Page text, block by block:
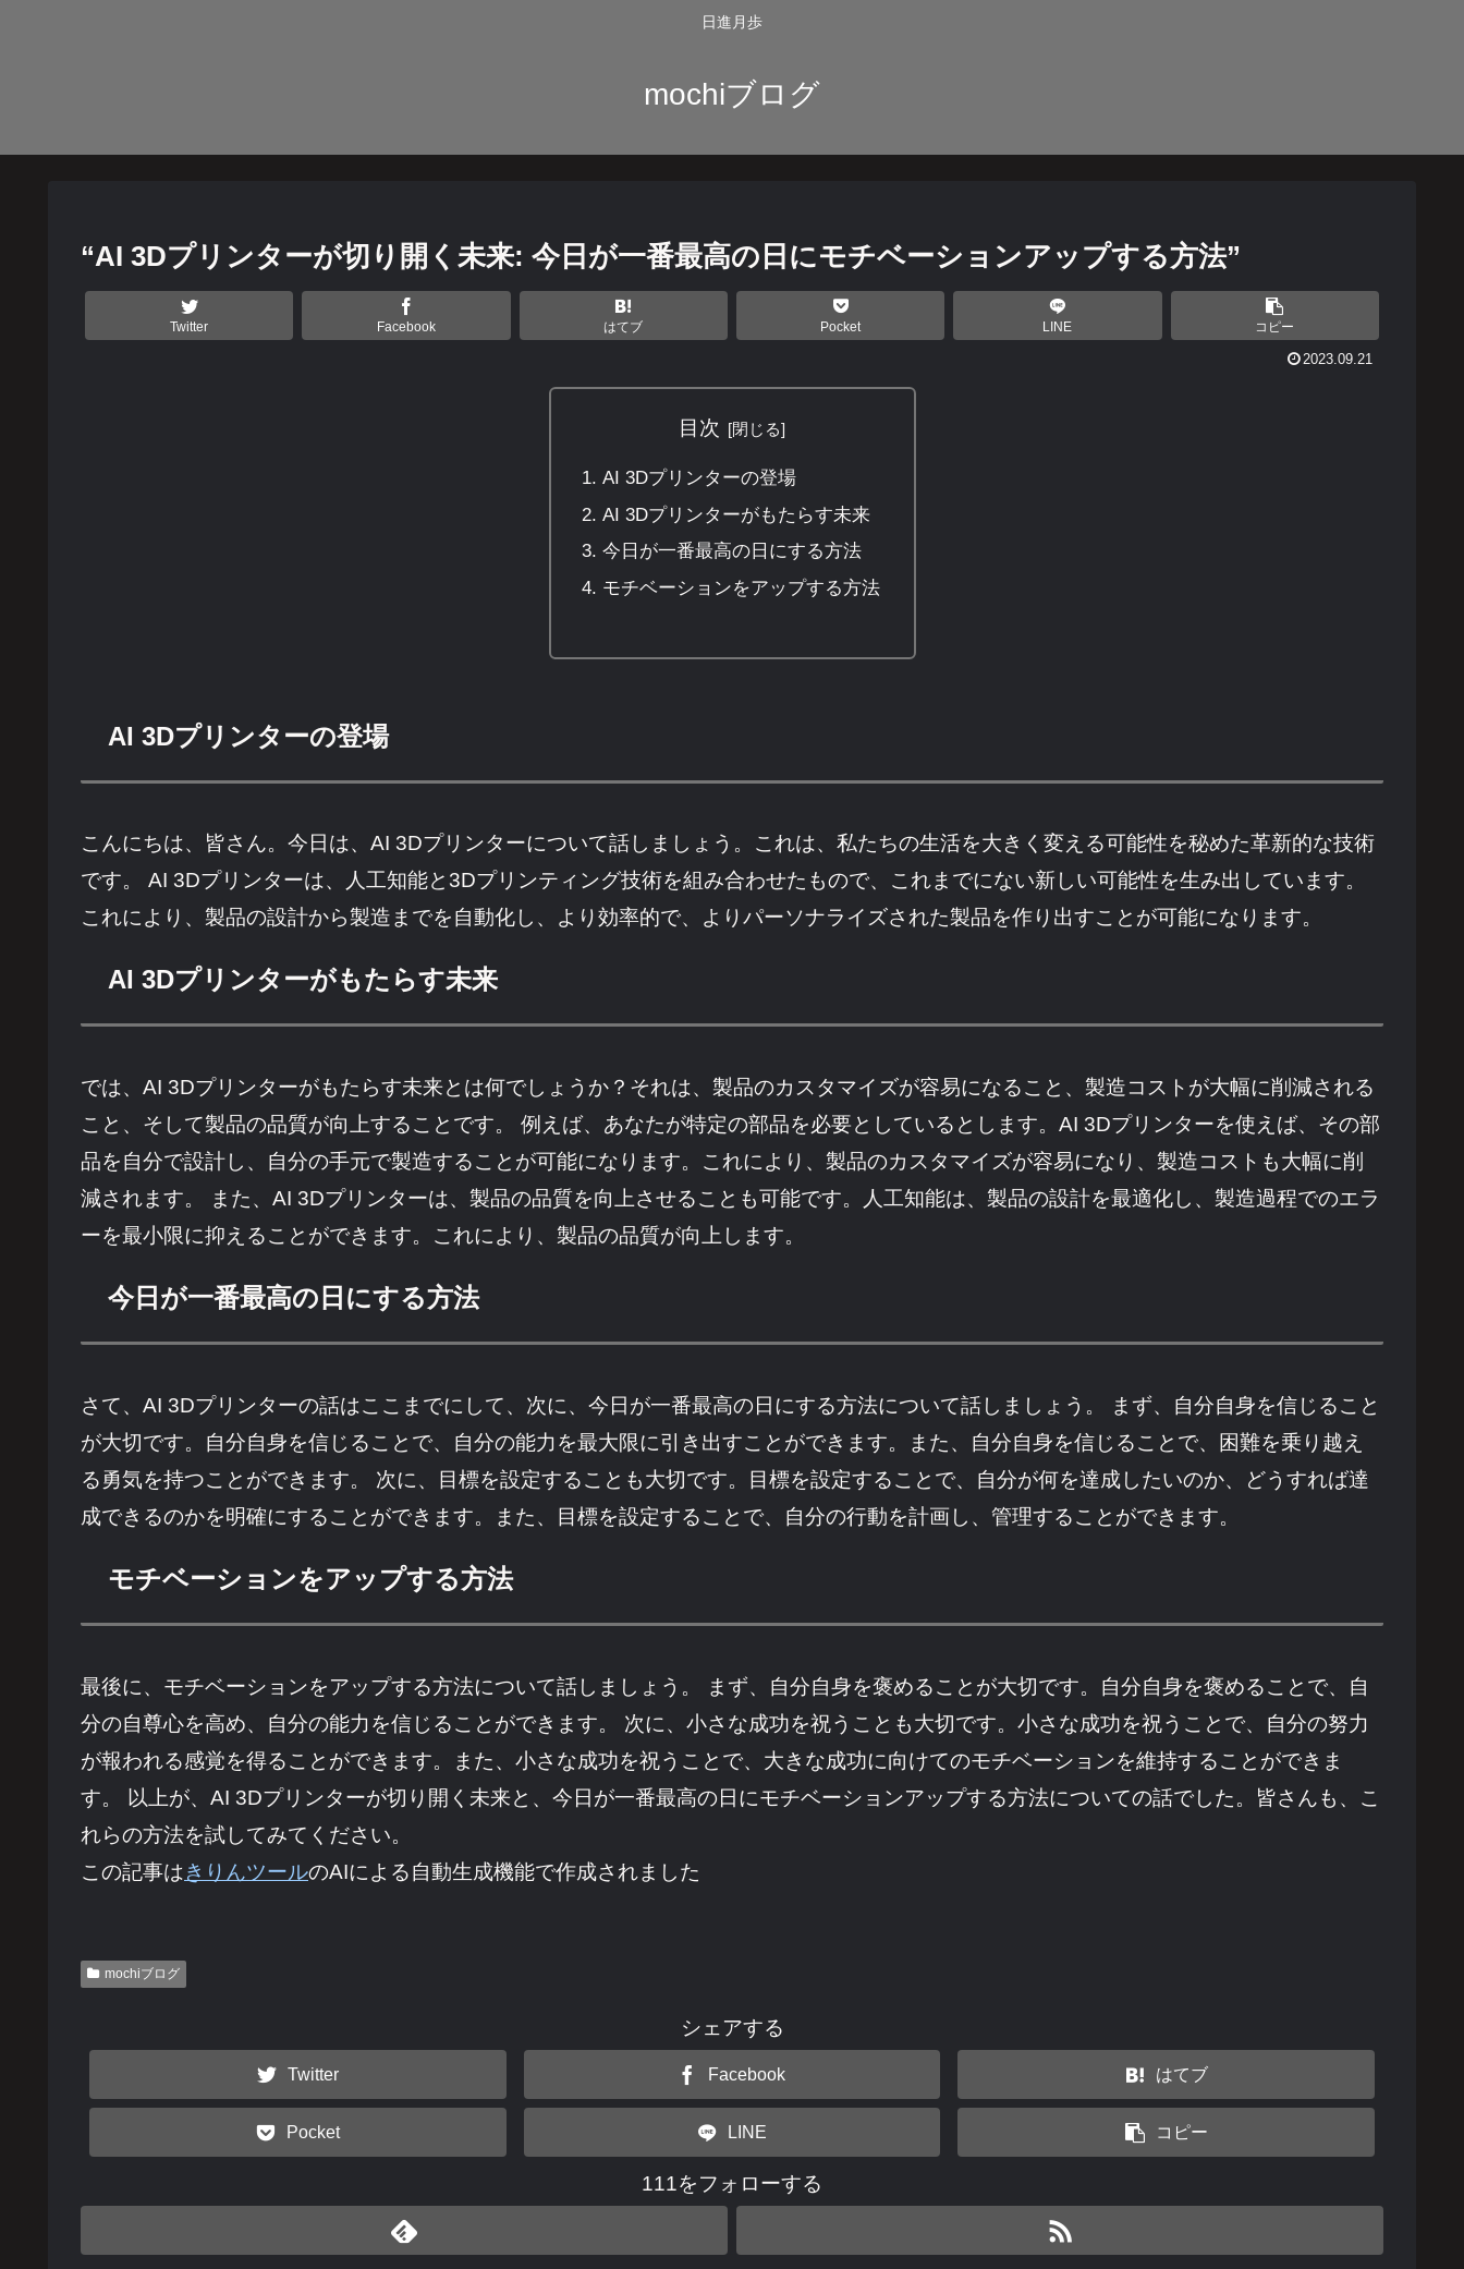
日進月歩
mochiブログ
“AI 3Dプリンターが切り開く未来: 今日が一番最高の日にモチベーションアップする方法”
Twitter Facebook はてブ Pocket LINE コピー
2023.09.21
目次
AI 3Dプリンターの登場
AI 3Dプリンターがもたらす未来
今日が一番最高の日にする方法
モチベーションをアップする方法
AI 3Dプリンターの登場
こんにちは、皆さん。今日は、AI 3Dプリンターについて話しましょう。これは、私たちの生活を大きく変える可能性を秘めた革新的な技術
です。 AI 3Dプリンターは、人工知能と3Dプリンティング技術を組み合わせたもので、これまでにない新しい可能性を生み出しています。
これにより、製品の設計から製造までを自動化し、より効率的で、よりパーソナライズされた製品を作り出すことが可能になります。
AI 3Dプリンターがもたらす未来
では、AI 3Dプリンターがもたらす未来とは何でしょうか？それは、製品のカスタマイズが容易になること、製造コストが大幅に削減される
こと、そして製品の品質が向上することです。 例えば、あなたが特定の部品を必要としているとします。AI 3Dプリンターを使えば、その部
品を自分で設計し、自分の手元で製造することが可能になります。これにより、製品のカスタマイズが容易になり、製造コストも大幅に削
減されます。 また、AI 3Dプリンターは、製品の品質を向上させることも可能です。人工知能は、製品の設計を最適化し、製造過程でのエラ
ーを最小限に抑えることができます。これにより、製品の品質が向上します。
今日が一番最高の日にする方法
さて、AI 3Dプリンターの話はここまでにして、次に、今日が一番最高の日にする方法について話しましょう。 まず、自分自身を信じること
が大切です。自分自身を信じることで、自分の能力を最大限に引き出すことができます。また、自分自身を信じることで、困難を乗り越え
る勇気を持つことができます。 次に、目標を設定することも大切です。目標を設定することで、自分が何を達成したいのか、どうすれば達
成できるのかを明確にすることができます。また、目標を設定することで、自分の行動を計画し、管理することができます。
モチベーションをアップする方法
最後に、モチベーションをアップする方法について話しましょう。 まず、自分自身を褒めることが大切です。自分自身を褒めることで、自
分の自尊心を高め、自分の能力を信じることができます。 次に、小さな成功を祝うことも大切です。小さな成功を祝うことで、自分の努力
が報われる感覚を得ることができます。また、小さな成功を祝うことで、大きな成功に向けてのモチベーションを維持することができま
す。 以上が、AI 3Dプリンターが切り開く未来と、今日が一番最高の日にモチベーションアップする方法についての話でした。皆さんも、こ
れらの方法を試してみてください。
この記事はきりんツールのAIによる自動生成機能で作成されました
mochiブログ
シェアする
Twitter Facebook はてブ
Pocket LINE コピー
111をフォローする